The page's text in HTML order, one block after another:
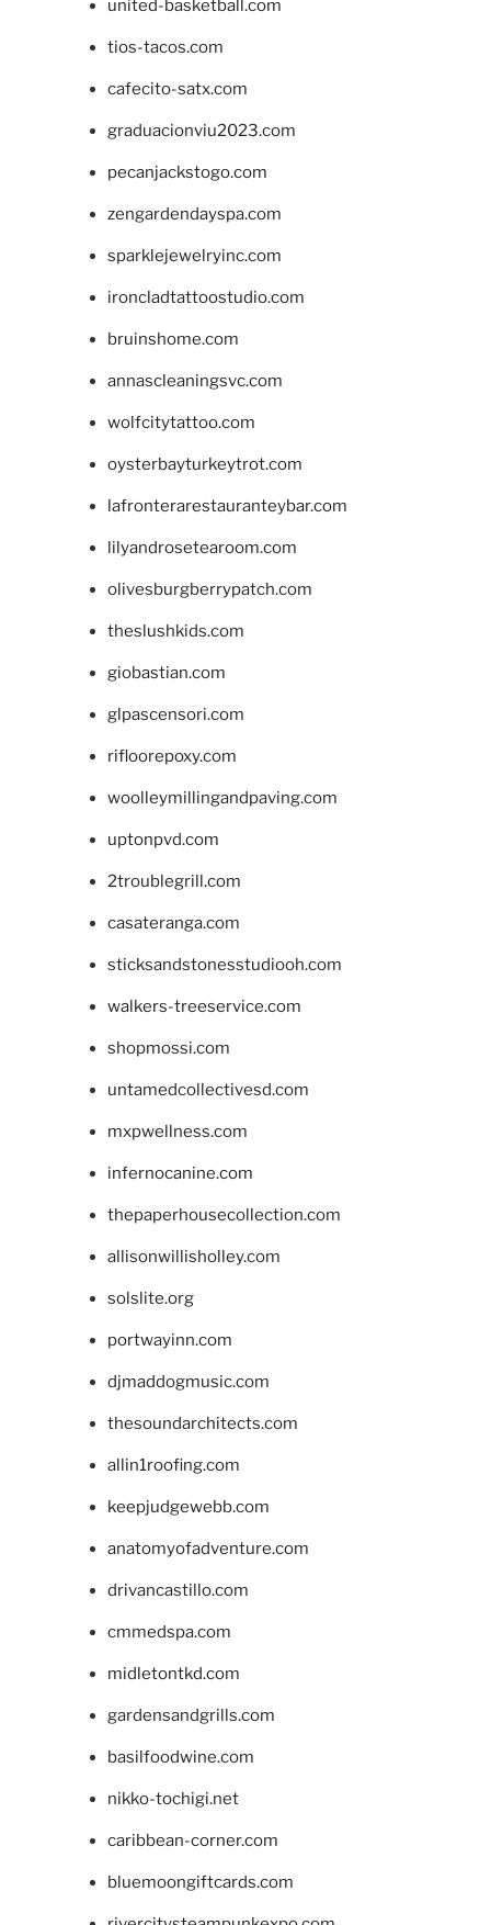
united-basketball.com
tios-tacos.com
cafecito-satx.com
graduacionviu2023.com
pecanjackstogo.com
zengardendayspa.com
sparklejewelryinc.com
ironcladtattoostudio.com
bruinshome.com
annascleaningsvc.com
wolfcitytattoo.com
oysterbayturkeytrot.com
lafronterarestauranteybar.com
lilyandrosetearoom.com
olivesburgberrypatch.com
theslushkids.com
giobastian.com
glpascensori.com
rifloorepoxy.com
woolleymillingandpaving.com
uptonpvd.com
2troublegrill.com
casateranga.com
sticksandstonesstudiooh.com
walkers-treeservice.com
shopmossi.com
untamedcollectivesd.com
mxpwellness.com
infernocanine.com
thepaperhousecollection.com
allisonwillisholley.com
solslite.org
portwayinn.com
djmaddogmusic.com
thesoundarchitects.com
allin1roofing.com
keepjudgewebb.com
anatomyofadventure.com
drivancastillo.com
cmmedspa.com
midletontkd.com
gardensandgrills.com
basilfoodwine.com
nikko-tochigi.net
caribbean-corner.com
bluemoongiftcards.com